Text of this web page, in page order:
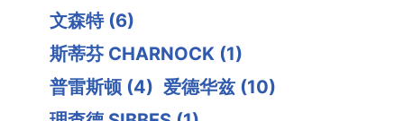
文森特 (6)
斯蒂芬 CHARNOCK (1)
普雷斯顿 (4) 爱德华兹 (10)